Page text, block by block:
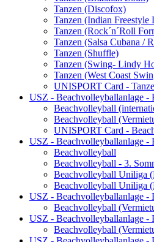
Tanzen (Discofox)
Tanzen (Indian Freestyle
Tanzen (Rock´n´Roll
Tanzen (Salsa Cubana /
Tanzen (Shuffle)
Tanzen (Swing- Lindy
Tanzen (West Coast
UNISPORT Card -
USZ - Beachvolleyballanlage -
Beachvolleyball
Beachvolleyball
UNISPORT Card -
USZ - Beachvolleyballanlage -
Beachvolleyball
Beachvolleyball - 3.
Beachvolleyball Uniliga
Beachvolleyball Uniliga
USZ - Beachvolleyballanlage -
Beachvolleyball
USZ - Beachvolleyballanlage -
Beachvolleyball